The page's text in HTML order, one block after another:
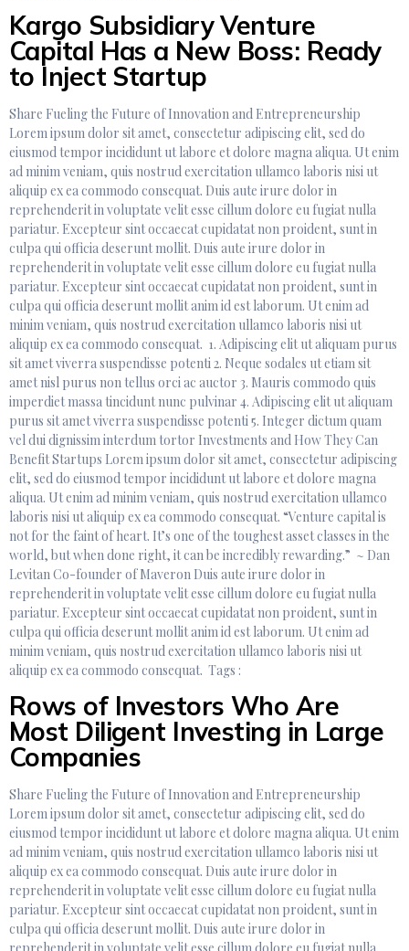
Kargo Subsidiary Venture
Capital Has a New Boss: Ready
to Inject Startup
Share Fueling the Future of Innovation and Entrepreneurship
Lorem ipsum dolor sit amet, consectetur adipiscing elit, sed do
eiusmod tempor incididunt ut labore et dolore magna aliqua. Ut enim
ad minim veniam, quis nostrud exercitation ullamco laboris nisi ut
aliquip ex ea commodo consequat. Duis aute irure dolor in
reprehenderit in voluptate velit esse cillum dolore eu fugiat nulla
pariatur. Excepteur sint occaecat cupidatat non proident, sunt in
culpa qui officia deserunt mollit. Duis aute irure dolor in
reprehenderit in voluptate velit esse cillum dolore eu fugiat nulla
pariatur. Excepteur sint occaecat cupidatat non proident, sunt in
culpa qui officia deserunt mollit anim id est laborum. Ut enim ad
minim veniam, quis nostrud exercitation ullamco laboris nisi ut
aliquip ex ea commodo consequat. 1. Adipiscing elit ut aliquam purus
sit amet viverra suspendisse potenti 2. Neque sodales ut etiam sit
amet nisl purus non tellus orci ac auctor 3. Mauris commodo quis
imperdiet massa tincidunt nunc pulvinar 4. Adipiscing elit ut aliquam
purus sit amet viverra suspendisse potenti 5. Integer dictum quam
vel dui dignissim interdum tortor Investments and How They Can
Benefit Startups Lorem ipsum dolor sit amet, consectetur adipiscing
elit, sed do eiusmod tempor incididunt ut labore et dolore magna
aliqua. Ut enim ad minim veniam, quis nostrud exercitation ullamco
laboris nisi ut aliquip ex ea commodo consequat. “Venture capital is
not for the faint of heart. It’s one of the toughest asset classes in the
world, but when done right, it can be incredibly rewarding.” ~ Dan
Levitan Co-founder of Maveron Duis aute irure dolor in
reprehenderit in voluptate velit esse cillum dolore eu fugiat nulla
pariatur. Excepteur sint occaecat cupidatat non proident, sunt in
culpa qui officia deserunt mollit anim id est laborum. Ut enim ad
minim veniam, quis nostrud exercitation ullamco laboris nisi ut
aliquip ex ea commodo consequat. Tags :
Rows of Investors Who Are
Most Diligent Investing in Large
Companies
Share Fueling the Future of Innovation and Entrepreneurship
Lorem ipsum dolor sit amet, consectetur adipiscing elit, sed do
eiusmod tempor incididunt ut labore et dolore magna aliqua. Ut enim
ad minim veniam, quis nostrud exercitation ullamco laboris nisi ut
aliquip ex ea commodo consequat. Duis aute irure dolor in
reprehenderit in voluptate velit esse cillum dolore eu fugiat nulla
pariatur. Excepteur sint occaecat cupidatat non proident, sunt in
culpa qui officia deserunt mollit. Duis aute irure dolor in
reprehenderit in voluptate velit esse cillum dolore eu fugiat nulla